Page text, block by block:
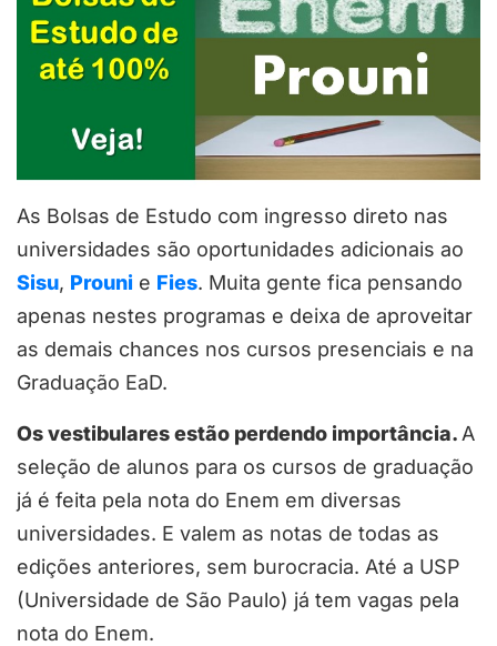
As Bolsas de Estudo com ingresso direto nas
universidades são oportunidades adicionais ao
Sisu, Prouni e Fies. Muita gente fica pensando
apenas nestes programas e deixa de aproveitar
as demais chances nos cursos presenciais e na
Graduação EaD.
Os vestibulares estão perdendo importância. A
seleção de alunos para os cursos de graduação
já é feita pela nota do Enem em diversas
universidades. E valem as notas de todas as
edições anteriores, sem burocracia. Até a USP
(Universidade de São Paulo) já tem vagas pela
nota do Enem.